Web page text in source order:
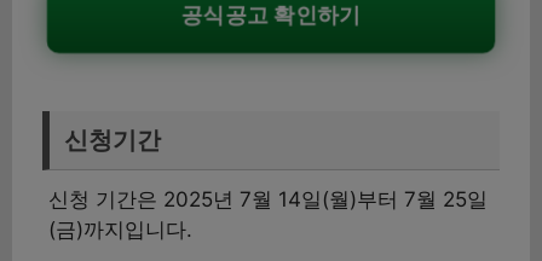
공식공고 확인하기
신청기간
신청 기간은 2025년 7월 14일(월)부터 7월 25일
(금)까지입니다.